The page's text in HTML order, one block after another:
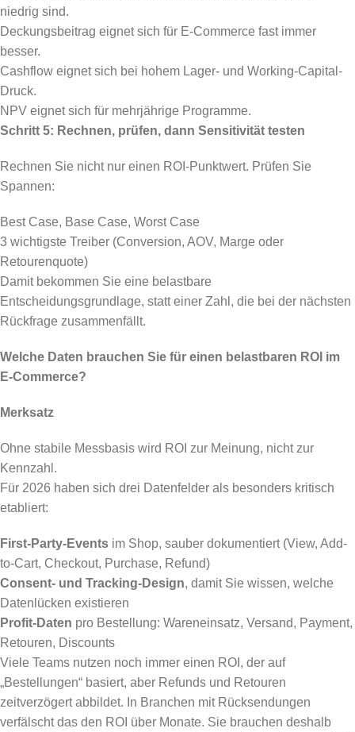
niedrig sind.
Deckungsbeitrag eignet sich für E-Commerce fast immer
besser.
Cashflow eignet sich bei hohem Lager- und Working-Capital-
Druck.
NPV eignet sich für mehrjährige Programme.
Schritt 5: Rechnen, prüfen, dann Sensitivität testen
Rechnen Sie nicht nur einen ROI-Punktwert. Prüfen Sie
Spannen:
Best Case, Base Case, Worst Case
3 wichtigste Treiber (Conversion, AOV, Marge oder
Retourenquote)
Damit bekommen Sie eine belastbare
Entscheidungsgrundlage, statt einer Zahl, die bei der nächsten
Rückfrage zusammenfällt.
Welche Daten brauchen Sie für einen belastbaren ROI im
E-Commerce?
Merksatz
Ohne stabile Messbasis wird ROI zur Meinung, nicht zur
Kennzahl.
Für 2026 haben sich drei Datenfelder als besonders kritisch
etabliert:
First-Party-Events im Shop, sauber dokumentiert (View, Add-
to-Cart, Checkout, Purchase, Refund)
Consent- und Tracking-Design, damit Sie wissen, welche
Datenlücken existieren
Profit-Daten pro Bestellung: Wareneinsatz, Versand, Payment,
Retouren, Discounts
Viele Teams nutzen noch immer einen ROI, der auf
„Bestellungen“ basiert, aber Refunds und Retouren
zeitverzögert abbildet. In Branchen mit Rücksendungen
verfälscht das den ROI über Monate. Sie brauchen deshalb